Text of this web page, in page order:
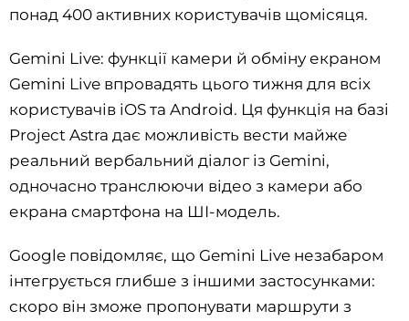
понад 400 активних користувачів щомісяця.
Gemini Live: функції камери й обміну екраном
Gemini Live впровадять цього тижня для всіх
користувачів iOS та Android. Ця функція на базі
Project Astra дає можливість вести майже
реальний вербальний діалог із Gemini,
одночасно транслюючи відео з камери або
екрана смартфона на ШІ-модель.
Google повідомляє, що Gemini Live незабаром
інтегрується глибше з іншими застосунками:
скоро він зможе пропонувати маршрути з